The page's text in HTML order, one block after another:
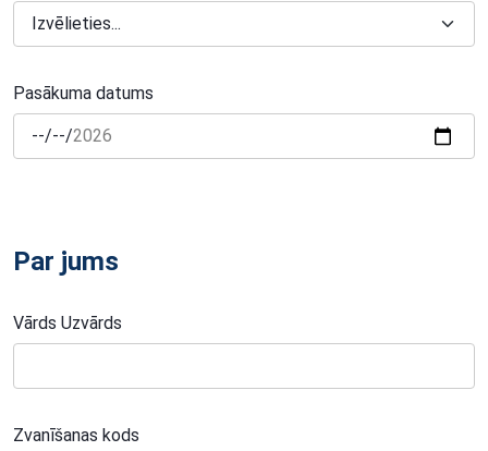
Pasākuma datums
Par jums
Vārds Uzvārds
Zvanīšanas kods